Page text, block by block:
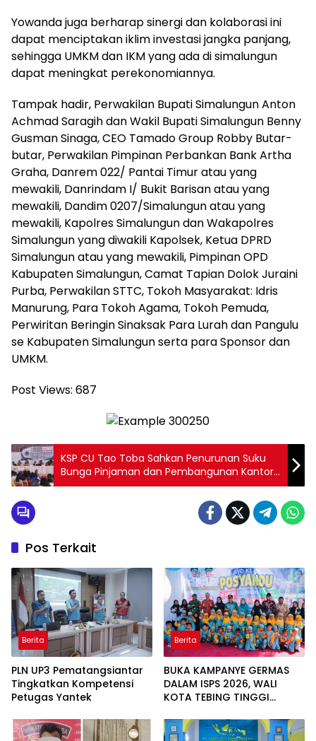
Yowanda juga berharap sinergi dan kolaborasi ini
dapat menciptakan iklim investasi jangka panjang,
sehingga UMKM dan IKM yang ada di simalungun
dapat meningkat perekonomiannya.
Tampak hadir, Perwakilan Bupati Simalungun Anton
Achmad Saragih dan Wakil Bupati Simalungun Benny
Gusman Sinaga, CEO Tamado Group Robby Butar-
butar, Perwakilan Pimpinan Perbankan Bank Artha
Graha, Danrem 022/ Pantai Timur atau yang
mewakili, Danrindam I/ Bukit Barisan atau yang
mewakili, Dandim 0207/Simalungun atau yang
mewakili, Kapolres Simalungun dan Wakapolres
Simalungun yang diwakili Kapolsek, Ketua DPRD
Simalungun atau yang mewakili, Pimpinan OPD
Kabupaten Simalungun, Camat Tapian Dolok Juraini
Purba, Perwakilan STTC, Tokoh Masyarakat: Idris
Manurung, Para Tokoh Agama, Tokoh Pemuda,
Perwiritan Beringin Sinaksak Para Lurah dan Pangulu
se Kabupaten Simalungun serta para Sponsor dan
UMKM.
Post Views: 687
KSP CU Tao Toba Sahkan Penurunan Suku
Bunga Pinjaman dan Pembangunan Kantor
Baru
Pos Terkait
Berita
PLN UP3 Pematangsiantar
Tingkatkan Kompetensi
Petugas Yantek
Berita
BUKA KAMPANYE GERMAS
DALAM ISPS 2026, WALI
KOTA TEBING TINGGI
STUNTING